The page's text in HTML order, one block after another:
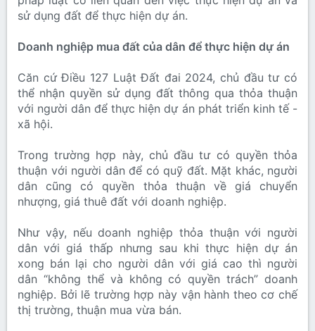
sử dụng đất để thực hiện dự án.
Doanh nghiệp mua đất của dân để thực hiện dự án
Căn cứ Điều 127 Luật Đất đai 2024, chủ đầu tư có
thể nhận quyền sử dụng đất thông qua thỏa thuận
với người dân để thực hiện dự án phát triển kinh tế -
xã hội.
Trong trường hợp này, chủ đầu tư có quyền thỏa
thuận với người dân để có quỹ đất. Mặt khác, người
dân cũng có quyền thỏa thuận về giá chuyển
nhượng, giá thuê đất với doanh nghiệp.
Như vậy, nếu doanh nghiệp thỏa thuận với người
dân với giá thấp nhưng sau khi thực hiện dự án
xong bán lại cho người dân với giá cao thì người
dân “không thể và không có quyền trách” doanh
nghiệp. Bởi lẽ trường hợp này vận hành theo cơ chế
thị trường, thuận mua vừa bán.